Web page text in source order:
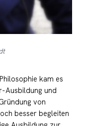
kam es
Ausbildung und
von
besser begleiten